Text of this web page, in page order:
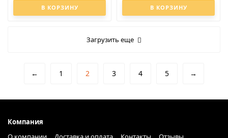
В КОРЗИНУ В КОРЗИНУ
Загрузить еще
← 1 2 3 4 5 →
Компания